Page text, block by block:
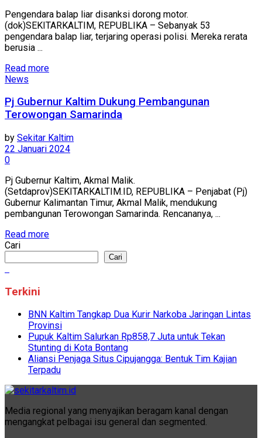
Pengendara balap liar disanksi dorong motor.
(dok)SEKITARKALTIM, REPUBLIKA – Sebanyak 53
pengendara balap liar, terjaring operasi polisi. Mereka rerata
berusia ...
Read more
News
Pj Gubernur Kaltim Dukung Pembangunan
Terowongan Samarinda
by Sekitar Kaltim
22 Januari 2024
0
Pj Gubernur Kaltim, Akmal Malik.
(Setdaprov)SEKITARKALTIM.ID, REPUBLIKA – Penjabat (Pj)
Gubernur Kalimantan Timur, Akmal Malik, mendukung
pembangunan Terowongan Samarinda. Rencananya, ...
Read more
Cari
Cari
Terkini
BNN Kaltim Tangkap Dua Kurir Narkoba Jaringan Lintas
Provinsi
Pupuk Kaltim Salurkan Rp858,7 Juta untuk Tekan
Stunting di Kota Bontang
Aliansi Penjaga Situs Cipujangga: Bentuk Tim Kajian
Terpadu
Media regional yang menyajikan beragam kanal dengan
mengangkat pelbagai isu general dan segmented.